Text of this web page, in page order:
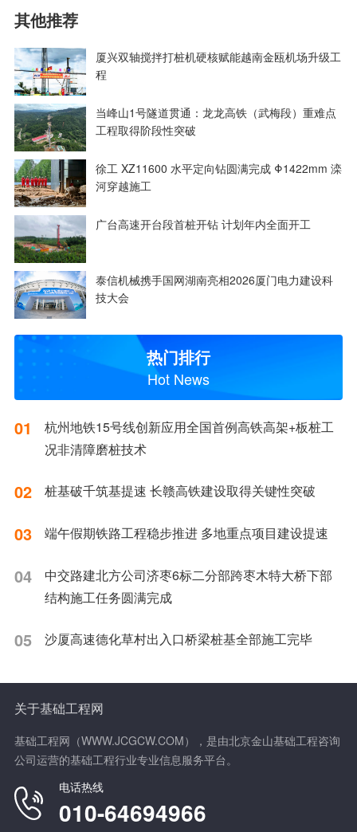
其他推荐
厦兴双轴搅拌打桩机硬核赋能越南金瓯机场升级工
程
当峰山1号隧道贯通：龙龙高铁（武梅段）重难点
工程取得阶段性突破
徐工 XZ11600 水平定向钻圆满完成 Φ1422mm 滦
河穿越施工
广台高速开台段首桩开钻 计划年内全面开工
泰信机械携手国网湖南亮相2026厦门电力建设科
技大会
热门排行
Hot News
01
杭州地铁15号线创新应用全国首例高铁高架+板桩工
况非清障磨桩技术
02 桩基破千筑基提速 长赣高铁建设取得关键性突破
03 端午假期铁路工程稳步推进 多地重点项目建设提速
04
中交路建北方公司济枣6标二分部跨枣木特大桥下部
结构施工任务圆满完成
05 沙厦高速德化草村出入口桥梁桩基全部施工完毕
关于基础工程网
基础工程网（WWW.JCGCW.COM），是由北京金山基础工程咨询
公司运营的基础工程行业专业信息服务平台。
电话热线
010-64694966